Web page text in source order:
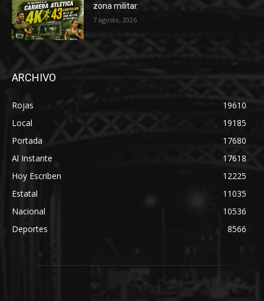
zona militar.
7 agosto, 2026
ARCHIVO
Rojas
19610
Local
19185
Portada
17680
Al Instante
17618
Hoy Escriben
12225
Estatal
11035
Nacional
10536
Deportes
8566